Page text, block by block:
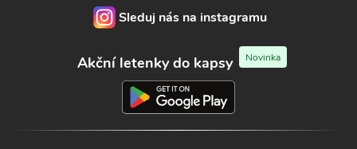
Sleduj nás na instagramu
Akční letenky do kapsy Novinka